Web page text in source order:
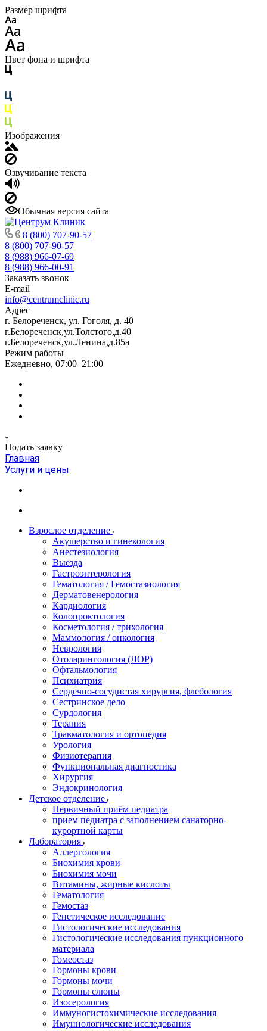
Размер шрифта
Цвет фона и шрифта
Изображения
Озвучивание текста
Обычная версия сайта
8 (800) 707-90-57
8 (800) 707-90-57
8 (988) 966-07-69
8 (988) 966-00-91
Заказать звонок
E-mail
info@centrumclinic.ru
Адрес
г. Белореченск, ул. Гоголя, д. 40
г.Белореченск,ул.Толстого,д.40
г.Белореченск,ул.Ленина,д.85а
Режим работы
Ежедневно, 07:00–21:00
Подать заявку
Главная
Услуги и цены
Взрослое отделение
Акушерство и гинекология
Анестезиология
Выезда
Гастроэнтерология
Гематология / Гемостазиология
Дерматовенерология
Кардиология
Колопроктология
Косметология / трихология
Маммология / онкология
Неврология
Отоларингология (ЛОР)
Офтальмология
Психиатрия
Сердечно-сосудистая хирургия, флебология
Сестринское дело
Сурдология
Терапия
Травматология и ортопедия
Урология
Физиотерапия
Функциональная диагностика
Хирургия
Эндокринология
Детское отделение
Первичный приём педиатра
прием педиатра с заполнением санаторно-
курортной карты
Лаборатория
Аллергология
Биохимия крови
Биохимия мочи
Витамины, жирные кислоты
Гематология
Гемостаз
Генетическое исследование
Гистологические исследования
Гистологические исследования пункционного
материала
Гомеостаз
Гормоны крови
Гормоны мочи
Гормоны слюны
Изосерология
Иммуногистохимические исследования
Имуннологические исследования